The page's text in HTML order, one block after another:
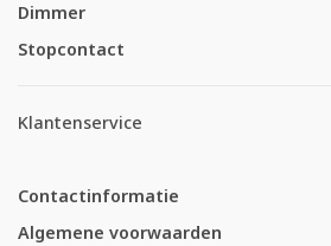
Dimmer
Stopcontact
Klantenservice
Contactinformatie
Algemene voorwaarden